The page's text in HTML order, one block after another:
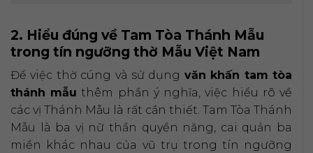
2. Hiểu đúng về Tam Tòa Thánh Mẫu
trong tín ngưỡng thờ Mẫu Việt Nam
Để việc thờ cúng và sử dụng văn khấn tam tòa
thánh mẫu thêm phần ý nghĩa, việc hiểu rõ về
các vị Thánh Mẫu là rất cần thiết. Tam Tòa Thánh
Mẫu là ba vị nữ thần quyền năng, cai quản ba
miền khác nhau của vũ trụ trong tín ngưỡng